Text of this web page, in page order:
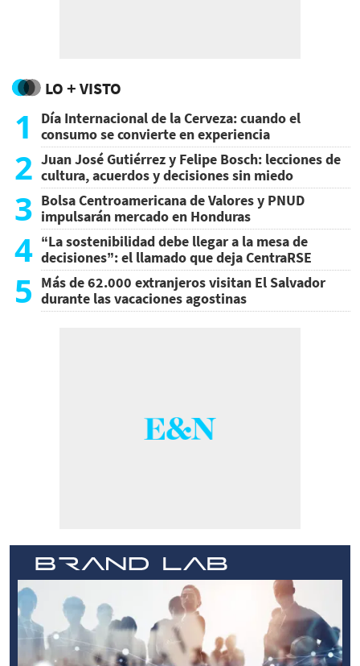
LO + VISTO
1
Día Internacional de la Cerveza: cuando el
consumo se convierte en experiencia
2 Juan José Gutiérrez y Felipe Bosch: lecciones de
cultura, acuerdos y decisiones sin miedo
3 Bolsa Centroamericana de Valores y PNUD
impulsarán mercado en Honduras
4 “La sostenibilidad debe llegar a la mesa de
decisiones”: el llamado que deja CentraRSE
5 Más de 62.000 extranjeros visitan El Salvador
durante las vacaciones agostinas